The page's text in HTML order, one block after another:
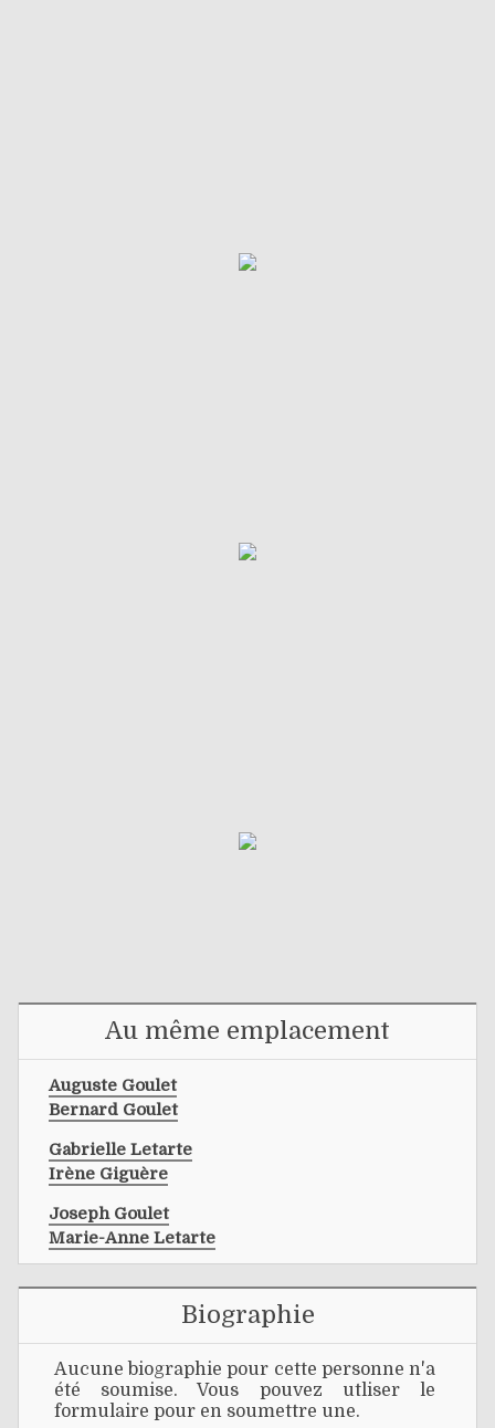
Au même emplacement
Auguste Goulet
Bernard Goulet
Gabrielle Letarte
Irène Giguère
Joseph Goulet
Marie-Anne Letarte
Biographie
Aucune biographie pour cette personne n'a
été soumise. Vous pouvez utliser le
formulaire pour en soumettre une.